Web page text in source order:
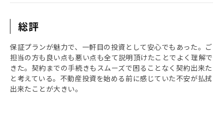
総評
保証プランが魅力で、一軒目の投資として安心でもあった。ご
担当の方も良い点も悪い点も全て説明頂けたことでよく理解で
きた。契約までの手続きもスムーズで困ることなく契約出来た
と考えている。不動産投資を始める前に感じていた不安が払拭
出来たことが大きい。